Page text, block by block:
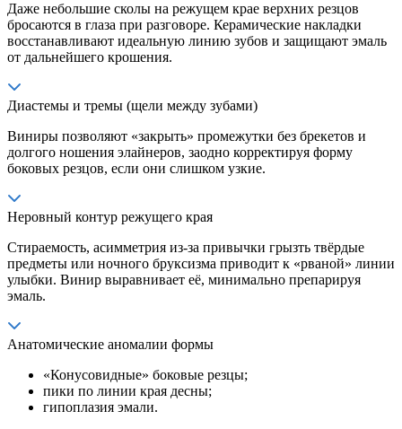
Даже небольшие сколы на режущем крае верхних резцов
бросаются в глаза при разговоре. Керамические накладки
восстанавливают идеальную линию зубов и защищают эмаль
от дальнейшего крошения.
Диастемы и тремы (щели между зубами)
Виниры позволяют «закрыть» промежутки без брекетов и
долгого ношения элайнеров, заодно корректируя форму
боковых резцов, если они слишком узкие.
Неровный контур режущего края
Стираемость, асимметрия из-за привычки грызть твёрдые
предметы или ночного бруксизма приводит к «рваной» линии
улыбки. Винир выравнивает её, минимально препарируя
эмаль.
Анатомические аномалии формы
«Конусовидные» боковые резцы;
пики по линии края десны;
гипоплазия эмали.